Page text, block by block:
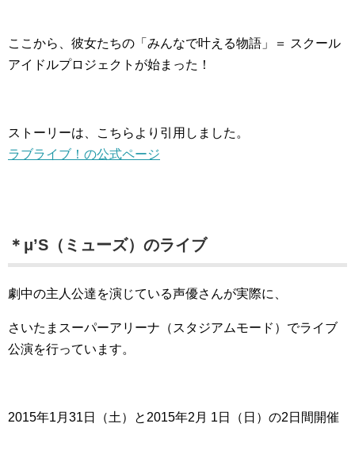
ここから、彼女たちの「みんなで叶える物語」＝ スクール
アイドルプロジェクトが始まった！
ストーリーは、こちらより引用しました。
ラブライブ！の公式ページ
＊μ’S（ミューズ）のライブ
劇中の主人公達を演じている声優さんが実際に、
さいたまスーパーアリーナ（スタジアムモード）でライブ
公演を行っています。
2015年1月31日（土）と2015年2月 1日（日）の2日間開催